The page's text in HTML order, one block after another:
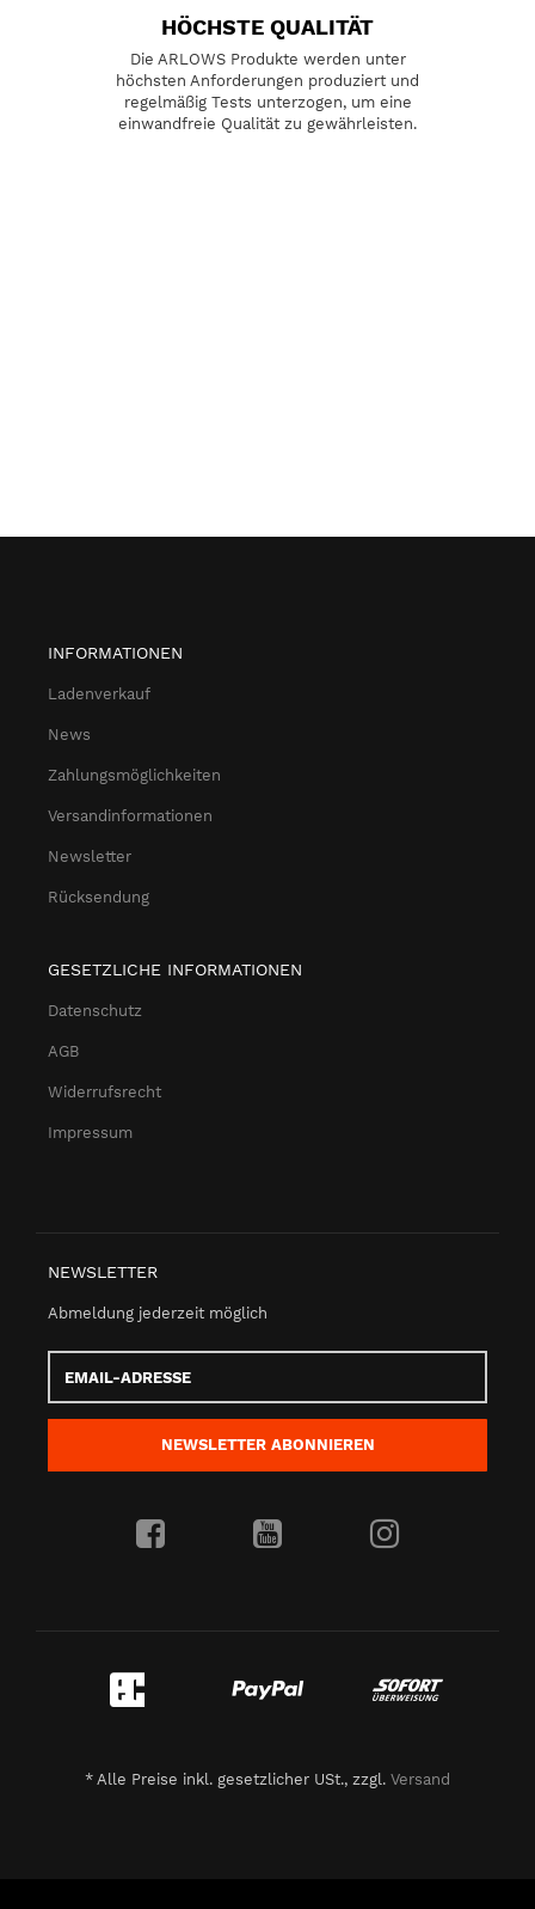
HÖCHSTE QUALITÄT
Die ARLOWS Produkte werden unter
höchsten Anforderungen produziert und
regelmäßig Tests unterzogen, um eine
einwandfreie Qualität zu gewährleisten.
INFORMATIONEN
Ladenverkauf
News
Zahlungsmöglichkeiten
Versandinformationen
Newsletter
Rücksendung
GESETZLICHE INFORMATIONEN
Datenschutz
AGB
Widerrufsrecht
Impressum
NEWSLETTER
Abmeldung jederzeit möglich
Adresse
NEWSLETTER ABONNIEREN
* Alle Preise inkl. gesetzlicher USt., zzgl. Versand